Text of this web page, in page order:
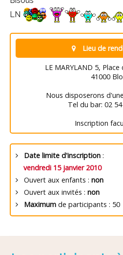
LN
Lieu de
LE MARYLAND 5,
41000
Nous disposerons
Tel du bar: 02
Inscription
Date limite d'inscription :
vendredi 15 janvier 2010
Ouvert aux enfants : non
Ouvert aux invités : non
Maximum de participants : 50